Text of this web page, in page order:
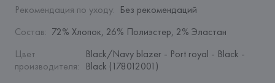
Рекомендация по уходу: Без рекомендаций
Состав: 72% Хлопок, 26% Полиэстер, 2% Эластан
Цвет
производителя:
Black/Navy blazer - Port royal - Black -
Black (178012001)